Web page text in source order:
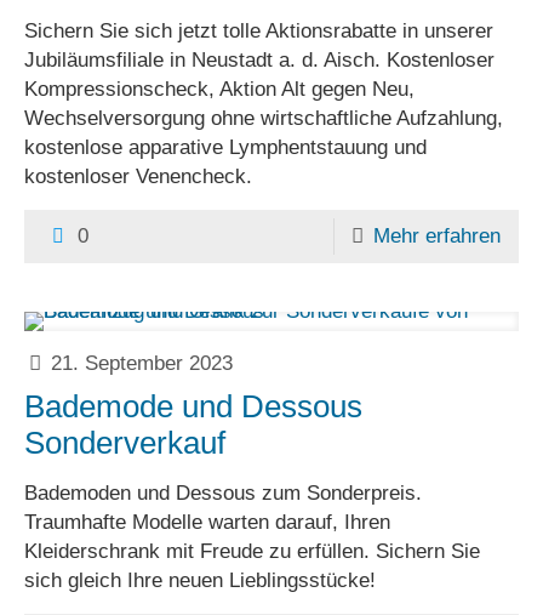
Sichern Sie sich jetzt tolle Aktionsrabatte in unserer
Jubiläumsfiliale in Neustadt a. d. Aisch. Kostenloser
Kompressionscheck, Aktion Alt gegen Neu,
Wechselversorgung ohne wirtschaftliche Aufzahlung,
kostenlose apparative Lymphentstauung und
kostenloser Venencheck.
0 Mehr erfahren
21. September 2023
Bademode und Dessous
Sonderverkauf
Bademoden und Dessous zum Sonderpreis.
Traumhafte Modelle warten darauf, Ihren
Kleiderschrank mit Freude zu erfüllen. Sichern Sie
sich gleich Ihre neuen Lieblingsstücke!